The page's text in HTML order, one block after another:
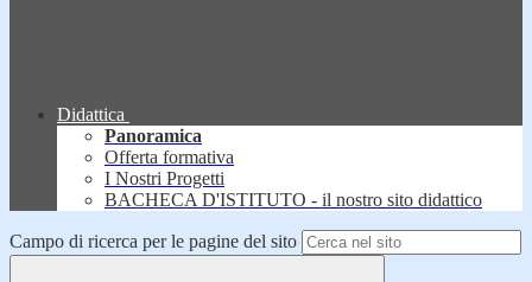
Didattica
Panoramica
Offerta formativa
I Nostri Progetti
BACHECA D'ISTITUTO - il nostro sito didattico
Campo di ricerca per le pagine del sito